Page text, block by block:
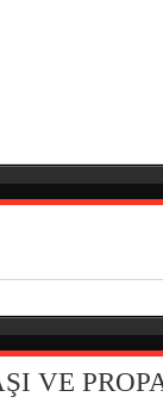
VE